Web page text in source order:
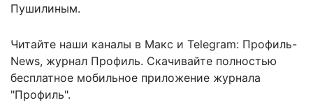
Пушилиным.
Читайте наши каналы в Макс и Telegram: Профиль-
News, журнал Профиль. Скачивайте полностью
бесплатное мобильное приложение журнала
"Профиль".